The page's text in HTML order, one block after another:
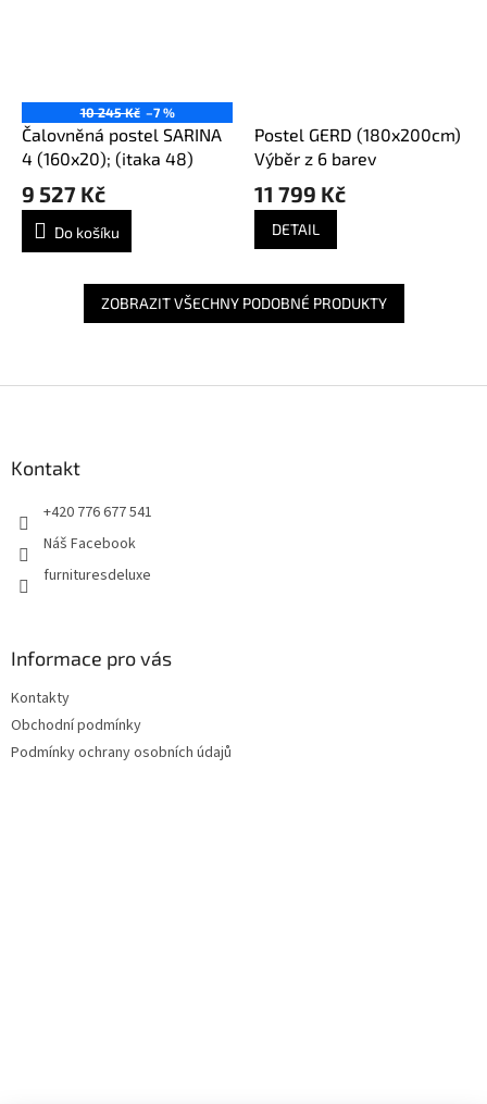
10 245 Kč –7 %
Čalovněná postel SARINA
4 (160x20); (itaka 48)
9 527 Kč
Do košíku
Postel GERD (180x200cm)
Výběr z 6 barev
11 799 Kč
DETAIL
ZOBRAZIT VŠECHNY PODOBNÉ PRODUKTY
Kontakt
+420 776 677 541
Náš Facebook
furnituresdeluxe
Informace pro vás
Kontakty
Obchodní podmínky
Podmínky ochrany osobních údajů